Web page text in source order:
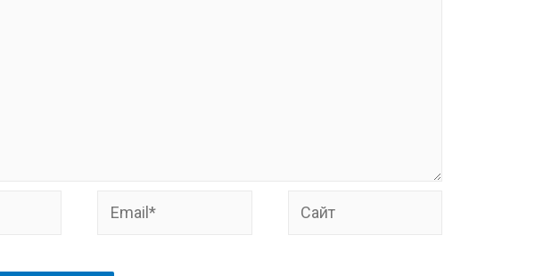
Email* Сайт